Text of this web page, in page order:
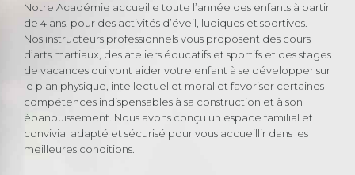
Notre Académie accueille toute l’année des enfants à partir
de 4 ans, pour des activités d’éveil, ludiques et sportives.
Nos instructeurs professionnels vous proposent des cours
d’arts martiaux, des ateliers éducatifs et sportifs et des stages
de vacances qui vont aider votre enfant à se développer sur
le plan physique, intellectuel et moral et favoriser certaines
compétences indispensables à sa construction et à son
épanouissement. Nous avons conçu un espace familial et
convivial adapté et sécurisé pour vous accueillir dans les
meilleures conditions.